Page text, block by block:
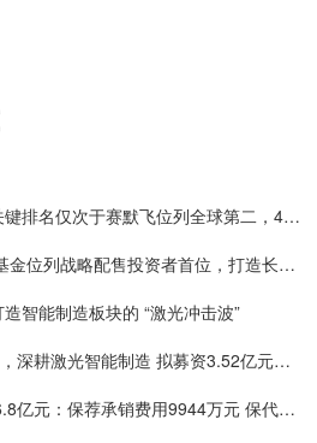
生物试剂破局者碧云天：关键排名仅次于赛默飞位列全球第二，4700余篇CNS及子刊论文标注使用公司产品
宇树科技 IPO 发行，社保基金位列战略配售投资者首位，打造长效示范效应
智能制造板块的 “激光冲击波”
森峰激光IPO明日上会在即，深耕激光智能制造 拟募资3.52亿元扩产增效
超纯应材创业板IPO募资16.8亿元：保荐承销费用9944万元 保代袁琳翕、张冠峰或可拿奖金